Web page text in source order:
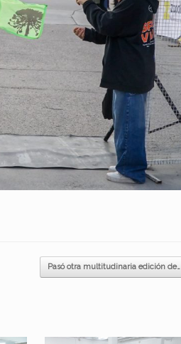
Pasó otra multitudinaria edición de…